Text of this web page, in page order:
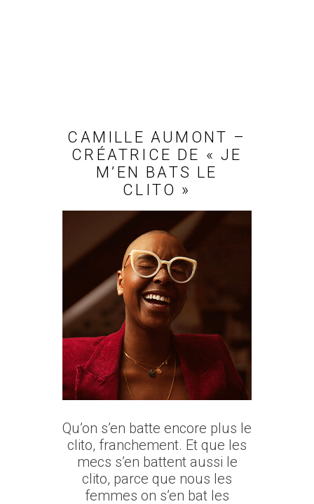
CAMILLE AUMONT –
CRÉATRICE DE « JE
M’EN BATS LE
CLITO »
Qu’on s’en batte encore plus le
clito, franchement. Et que les
mecs s’en battent aussi le
clito, parce que nous les
femmes on s’en bat les